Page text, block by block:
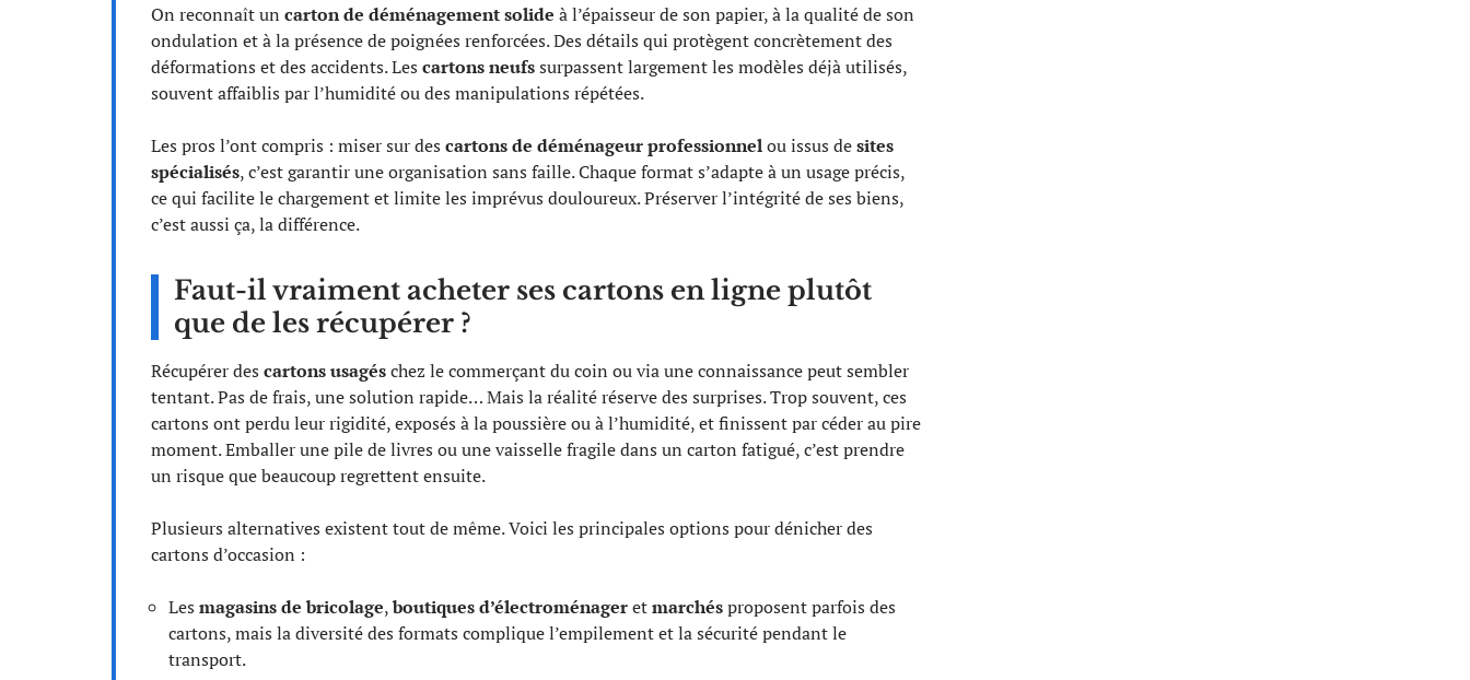
On reconnaît un carton de déménagement solide à l’épaisseur de son papier, à la qualité de son
ondulation et à la présence de poignées renforcées. Des détails qui protègent concrètement des
déformations et des accidents. Les cartons neufssurpassent largement les modèles déjà utilisés,
souvent affaiblis par l’humidité ou des manipulations répétées.
Les pros l’ont compris : miser sur des cartons de déménageur professionnelou issus desites
spécialisés, c’est garantir une organisation sans faille. Chaque format s’adapte à un usage précis,
ce qui facilite le chargement et limite les imprévus douloureux. Préserver l’intégrité de ses biens,
c’est aussi ça, la différence.
Faut-il vraiment acheter ses cartons en ligne plutôt
que de les récupérer ?
Récupérer des cartons usagéschez le commerçant du coin ou via une connaissance peut sembler
tentant. Pas de frais, une solution rapide… Mais la réalité réserve des surprises. Trop souvent, ces
cartons ont perdu leur rigidité, exposés à la poussière ou à l’humidité, et finissent par céder au pire
moment. Emballer une pile de livres ou une vaisselle fragile dans un carton fatigué, c’est prendre
un risque que beaucoup regrettent ensuite.
Plusieurs alternatives existent tout de même. Voici les principales options pour dénicher des
cartons d’occasion :
Les magasins de bricolage,boutiques d’électroménageretmarchésproposent parfois des
cartons, mais la diversité des formats complique l’empilement et la sécurité pendant le
transport.